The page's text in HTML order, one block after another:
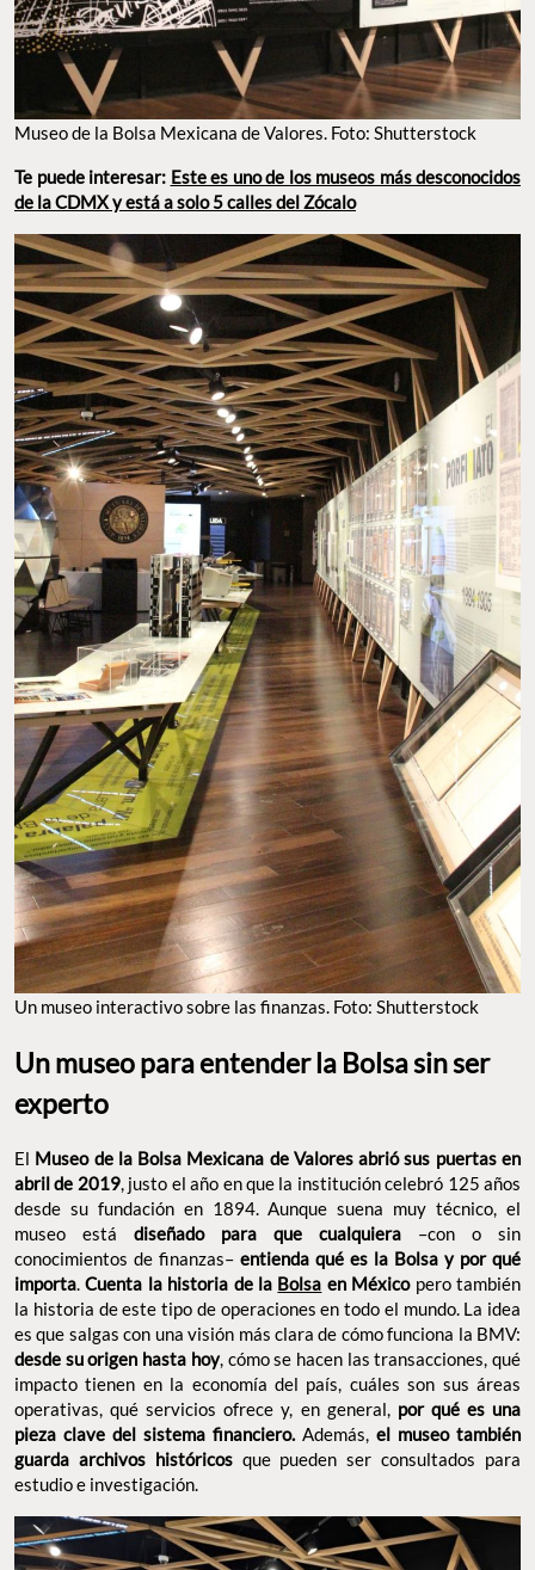
Museo de la Bolsa Mexicana de Valores. Foto: Shutterstock
Te puede interesar: Este es uno de los museos más desconocidos
de la CDMX y está a solo 5 calles del Zócalo
Un museo interactivo sobre las finanzas. Foto: Shutterstock
Un museo para entender la Bolsa sin ser
experto
El Museo de la Bolsa Mexicana de Valores abrió sus puertas en
abril de 2019, justo el año en que la institución celebró 125 años
desde su fundación en 1894. Aunque suena muy técnico, el
museo está diseñado para que cualquiera –con o sin
conocimientos de finanzas– entienda qué es la Bolsa y por qué
importa.Cuenta la historia de la Bolsa en Méxicopero también
la historia de este tipo de operaciones en todo el mundo. La idea
es que salgas con una visión más clara de cómo funciona la BMV:
desde su origen hasta hoy, cómo se hacen las transacciones, qué
impacto tienen en la economía del país, cuáles son sus áreas
operativas, qué servicios ofrece y, en general, por qué es una
pieza clave del sistema financiero. Además, el museo también
guarda archivos históricosque pueden ser consultados para
estudio e investigación.